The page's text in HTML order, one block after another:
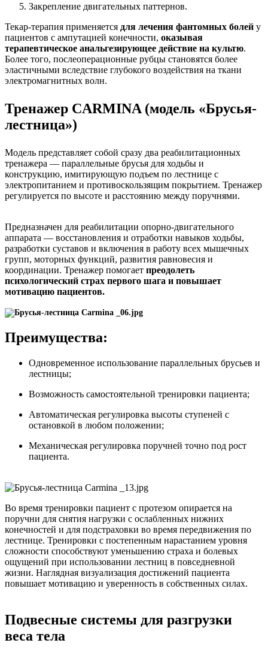
Закрепление двигательных паттернов.
Текар-терапия применяется для лечения фантомных болей у
пациентов с ампутацией конечности, оказывая
терапевтическое анальгезирующее действие на культю.
Более того, послеоперационные рубцы становятся более
эластичными вследствие глубокого воздействия на ткани
электромагнитных волн.
Тренажер CARMINA (модель «Брусья-
лестница»)
Модель представляет собой сразу два реабилитационных
тренажера — параллельные брусья для ходьбы и
конструкцию, имитирующую подъем по лестнице с
электропитанием и противоскользящим покрытием. Тренажер
регулируется по высоте и расстоянию между поручнями.
Предназначен для реабилитации опорно-двигательного
аппарата — восстановления и отработки навыков ходьбы,
разработки суставов и включения в работу всех мышечных
групп, моторных функций, развития равновесия и
координации. Тренажер помогает преодолеть
психологический страх первого шага и повышает
мотивацию пациентов.
Преимущества:
Одновременное использование параллельных брусьев и
лестницы;
Возможность самостоятельной тренировки пациента;
Автоматическая регулировка высоты ступеней с
остановкой в любом положении;
Механическая регулировка поручней точно под рост
пациента.
Во время тренировки пациент с протезом опирается на
поручни для снятия нагрузки с ослабленных нижних
конечностей и для подстраховки во время передвижения по
лестнице. Тренировки с постепенным нарастанием уровня
сложности способствуют уменьшению страха и болевых
ощущений при использовании лестниц в повседневной
жизни. Наглядная визуализация достижений пациента
повышает мотивацию и уверенность в собственных силах.
Подвесные системы для разгрузки
веса тела